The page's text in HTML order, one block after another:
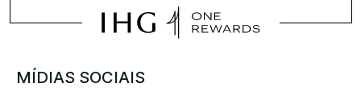
MÍDIAS SOCIAIS